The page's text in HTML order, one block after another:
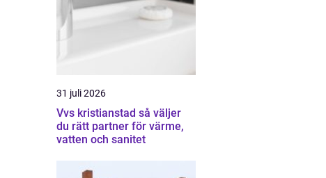
31 juli 2026
Vvs kristianstad så väljer
du rätt partner för värme,
vatten och sanitet